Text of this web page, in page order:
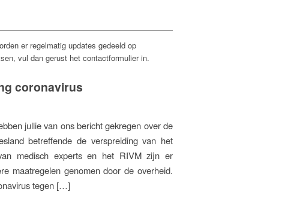
er regelmatig updates gedeeld op
vul dan gerust het contactformulier in.
coronavirus
jullie van ons bericht gekregen over de
betreffende de verspreiding van het
medisch experts en het RIVM zijn er
maatregelen genomen door de overheid.
tegen […]